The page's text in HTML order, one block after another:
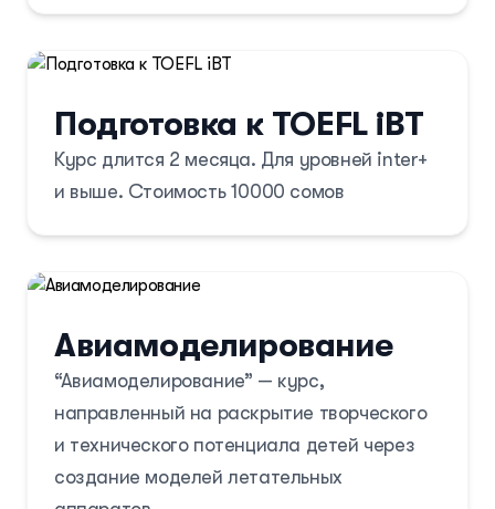
лидерские качества.
Курс включает бизнес-игры, мини-
тренинги, встречи с бизнес-
представителями, которые помогут детям
разрешения конфликтов. В конце курса
перед аудиторией, демонстрируя
полученные знания и навыки.
Подготовка к TOEFL iBT
Курс длится 2 месяца. Для уровней inter+
и выше. Стоимость 10000 сомов
Авиамоделирование
“Авиамоделирование” — курс,
направленный на раскрытие творческого
и технического потенциала детей через
создание моделей летательных